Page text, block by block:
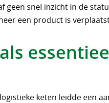
geen snel inzicht in de
een product is
keten leidde een